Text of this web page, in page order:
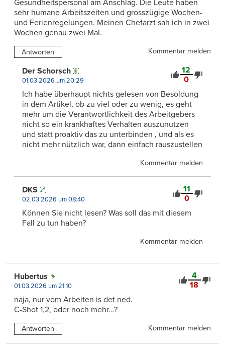
Gesundheitspersonal am Anschlag. Die Leute haben
sehr humane Arbeitszeiten und grosszügige Wochen-
und Ferienregelungen. Meinen Chefarzt sah ich in zwei
Wochen genau zwei Mal.
Antworten Kommentar melden
12
0
Der Schorsch
01.03.2026 um 20:29
Ich habe überhaupt nichts gelesen von Besoldung
in dem Artikel, ob zu viel oder zu wenig, es geht
mehr um die Verantwortlichkeit des Arbeitgebers
nicht so ein krankhaftes Verhalten auszunutzen
und statt proaktiv das zu unterbinden , und als es
nicht mehr nützlich war, dann einfach rauszustellen
Kommentar melden
11
0
DKS
02.03.2026 um 08:40
Können Sie nicht lesen? Was soll das mit diesem
Fall zu tun haben?
Kommentar melden
4
18
Hubertus
01.03.2026 um 21:10
naja, nur vom Arbeiten is det ned.
C-Shot 1,2, oder noch mehr…?
Antworten Kommentar melden